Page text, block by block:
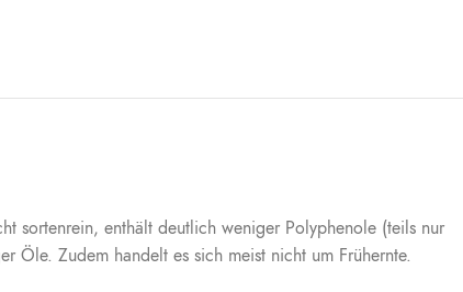
sortenrein, enthält deutlich weniger Polyphenole (teils nur
Öle. Zudem handelt es sich meist nicht um Frühernte.